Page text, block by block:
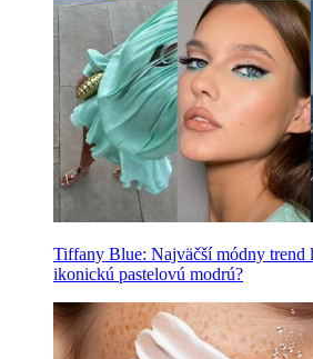
Tiffany Blue: Najväčší módny trend
ikonickú pastelovú modrú?